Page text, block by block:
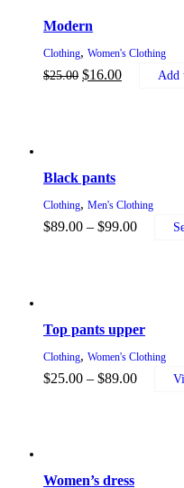
Modern
Clothing, Women's Clothing
$25.00 $16.00 Add
Black pants
Clothing, Men's Clothing
$89.00 – $99.00
Top pants upper
Clothing, Women's Clothing
$25.00 – $89.00
Women’s dress